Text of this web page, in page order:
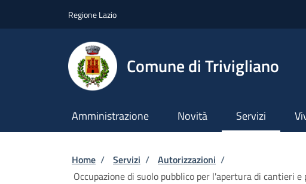
Regione Lazio
Comune di Trivigliano
Amministrazione Novità Servizi
Briciole di pane
Home / Servizi / Autorizzazioni /
Occupazione di suolo pubblico per l'apertura di cantieri